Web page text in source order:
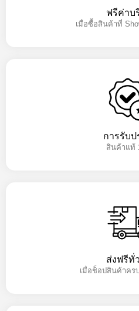
ฟรีค่าบ
เมื่อซื้อสินค้าที่
การรับ
สินค้าแท้
ส่งฟรีทั่
เมื่อช็อปสินค้าคร